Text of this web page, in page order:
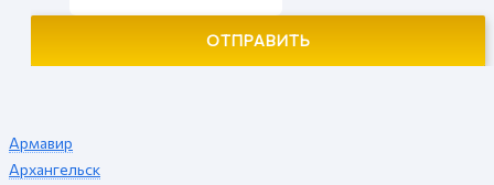
Армавир
Архангельск
ОТПРАВИТЬ